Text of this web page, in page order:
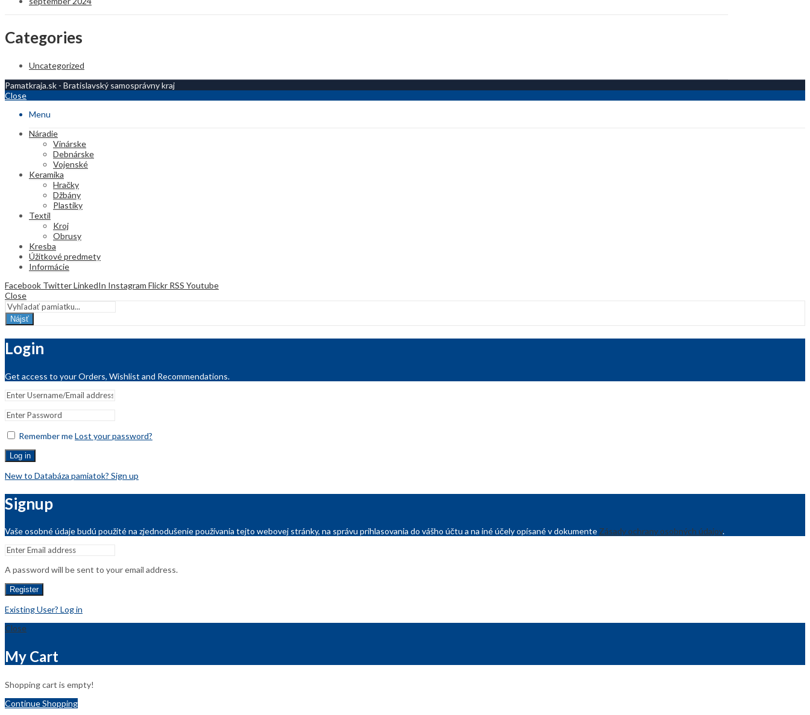
Categories
Uncategorized
Pamatkraja.sk - Bratislavský samosprávny kraj
Close
Menu
Náradie
Vinárske
Debnárske
Vojenské
Keramika
Hračky
Džbány
Plastiky
Textil
Kroj
Obrusy
Kresba
Úžitkové predmety
Informácie
Facebook TwitterLinkedIn Instagram Flickr RSS Youtube
Close
Nájsť
Login
Get access to your Orders, Wishlist and Recommendations.
Remember meLost your password?
Log in
New to Databáza pamiatok? Sign up
Signup
Vaše osobné údaje budú použité na zjednodušenie používania tejto webovej stránky, na správu prihlasovania do vášho účtu a na iné účely opísané v dokumente Zásady ochrany osobných údajov.
A password will be sent to your email address.
Register
Existing User? Log in
Close
My Cart
Shopping cart is empty!
Continue Shopping